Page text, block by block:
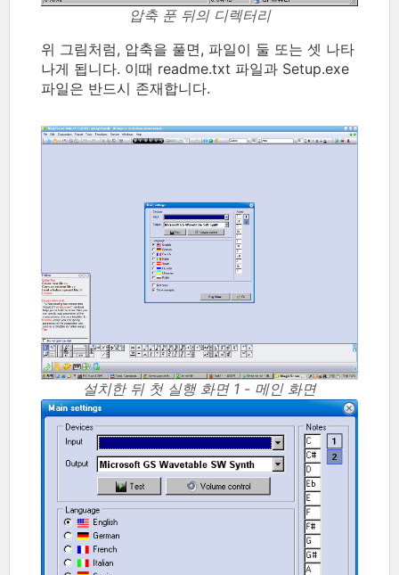
압축 푼 뒤의 디렉터리
위 그림처럼, 압축을 풀면, 파일이 둘 또는 셋 나타
나게 됩니다. 이때 readme.txt 파일과 Setup.exe
파일은 반드시 존재합니다.
설치한 뒤 첫 실행 화면 1 - 메인 화면